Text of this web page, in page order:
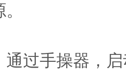
过手操器，启